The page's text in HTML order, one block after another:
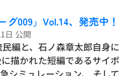
グ009」Vol.14、発売中！
日 公開
編と、石ノ森章太郎自身に
描かれた短編であるサイボ